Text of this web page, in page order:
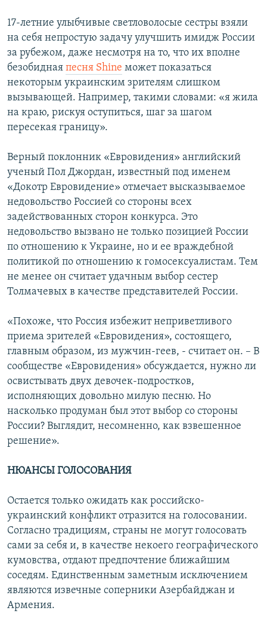
d
e
17-летние улыбчивые светловолосые сестры взяли
на себя непростую задачу улучшить имидж России
за рубежом, даже несмотря на то, что их вполне
безобидная песня Shine может показаться
некоторым украинским зрителям слишком
вызывающей. Например, такими словами: «я жила
на краю, рискуя оступиться, шаг за шагом
пересекая границу».
Верный поклонник «Евровидения» английский
ученый Пол Джордан, известный под именем
«Докотр Евровидение» отмечает высказываемое
недовольство Россией со стороны всех
задействованных сторон конкурса. Это
недовольство вызвано не только позицией России
по отношению к Украине, но и ее враждебной
политикой по отношению к гомосексуалистам. Тем
не менее он считает удачным выбор сестер
Толмачевых в качестве представителей России.
«Похоже, что Россия избежит неприветливого
приема зрителей «Евровидения», состоящего,
главным образом, из мужчин-геев, - считает он. – В
сообществе «Евровидения» обсуждается, нужно ли
освистывать двух девочек-подростков,
исполняющих довольно милую песню. Но
насколько продуман был этот выбор со стороны
России? Выглядит, несомненно, как взвешенное
решение».
НЮАНСЫ ГОЛОСОВАНИЯ
Остается только ожидать как российско-
украинский конфликт отразится на голосовании.
Согласно традициям, страны не могут голосовать
сами за себя и, в качестве некоего географического
кумовства, отдают предпочтение ближайшим
соседям. Единственным заметным исключением
являются извечные соперники Азербайджан и
Армения.